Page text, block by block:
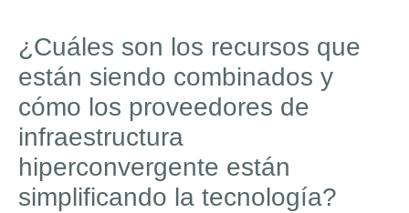
¿Cuáles son los recursos que
están siendo combinados y
cómo los proveedores de
infraestructura
hiperconvergente están
simplificando la tecnología?